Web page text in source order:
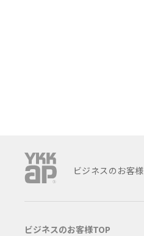
ビジネスのお客様
ビジネスのお客様TOP